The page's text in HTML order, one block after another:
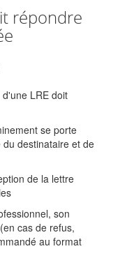
répondre
LRE doit
se porte
destinataire et de
de la lettre
son
cas de refus,
au format